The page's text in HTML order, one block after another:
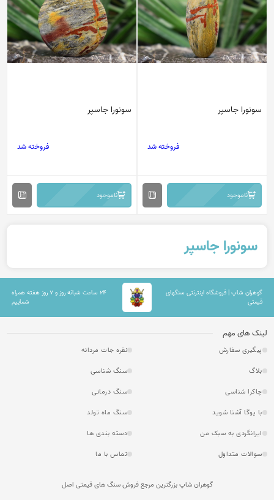
سونورا جاسپر
فروخته شد
ناموجود
سونورا جاسپر
فروخته شد
ناموجود
سونورا جاسپر
گوهران شاپ | فروشگاه اینترنتی سنگهای
قیمتی
۲۴ ساعت شبانه روز و ۷ روز هفته همراه
شماییم
لینک های مهم
پیگیری سفارش
نقره جات مردانه
بلاگ
سنگ شناسی
چاکرا شناسی
سنگ درمانی
با یوگا آشنا شوید
سنگ ماه تولد
ایرانگردی به سبک من
دسته بندی ها
سوالات متداول
تماس با ما
گوهران شاپ بزرگترین مرجع فروش سنگ های قیمتی اصل